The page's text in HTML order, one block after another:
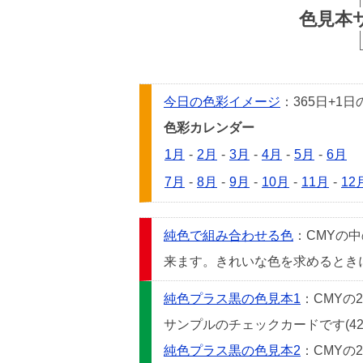
色見本
今日の色彩イメージ ：365日+1日
色彩カレンダー
1月 - 2月 - 3月 - 4月 - 5月 - 6月
7月 - 8月 - 9月 - 10月 - 11月 - 12
純色で組み合わせる色 ：CMYの
来ます。きれいな色を求めるとき
純色プラス黒の色見本1 ：CMY
サンプルのチェックカードです
純色プラス黒の色見本2 ：CMY